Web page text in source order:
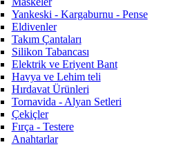
Yankeski - Kargaburnu - Pense
Eldivenler
Takım Çantaları
Silikon Tabancası
Elektrik ve Eriyent Bant
Havya ve Lehim teli
Hırdavat Ürünleri
Tornavida - Alyan Setleri
Çekiçler
Fırça - Testere
Anahtarlar